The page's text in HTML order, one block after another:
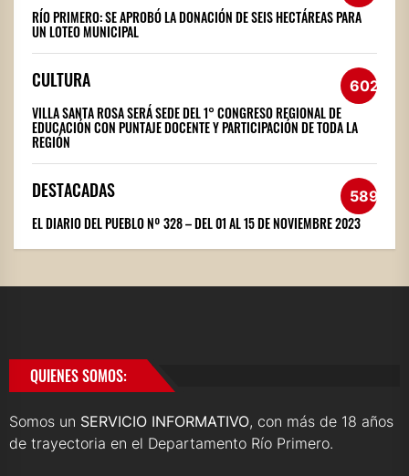
RÍO PRIMERO: SE APROBÓ LA DONACIÓN DE SEIS HECTÁREAS PARA
UN LOTEO MUNICIPAL
CULTURA 602
VILLA SANTA ROSA SERÁ SEDE DEL 1° CONGRESO REGIONAL DE
EDUCACIÓN CON PUNTAJE DOCENTE Y PARTICIPACIÓN DE TODA LA
REGIÓN
DESTACADAS 589
EL DIARIO DEL PUEBLO Nº 328 – DEL 01 AL 15 DE NOVIEMBRE 2023
QUIENES SOMOS:
Somos un SERVICIO INFORMATIVO, con más de 18 años
de trayectoria en el Departamento Río Primero.